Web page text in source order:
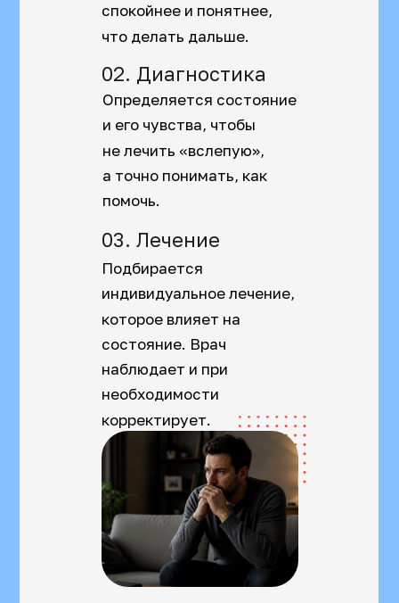
спокойнее и понятнее,
что делать дальше.
Определяется состояние
и его чувства, чтобы
не лечить «вслепую»,
а точно понимать, как
помочь.
Подбирается
индивидуальное лечение,
которое влияет на
состояние. Врач
наблюдает и при
необходимости
корректирует.
02. Диагностика
03. Лечение